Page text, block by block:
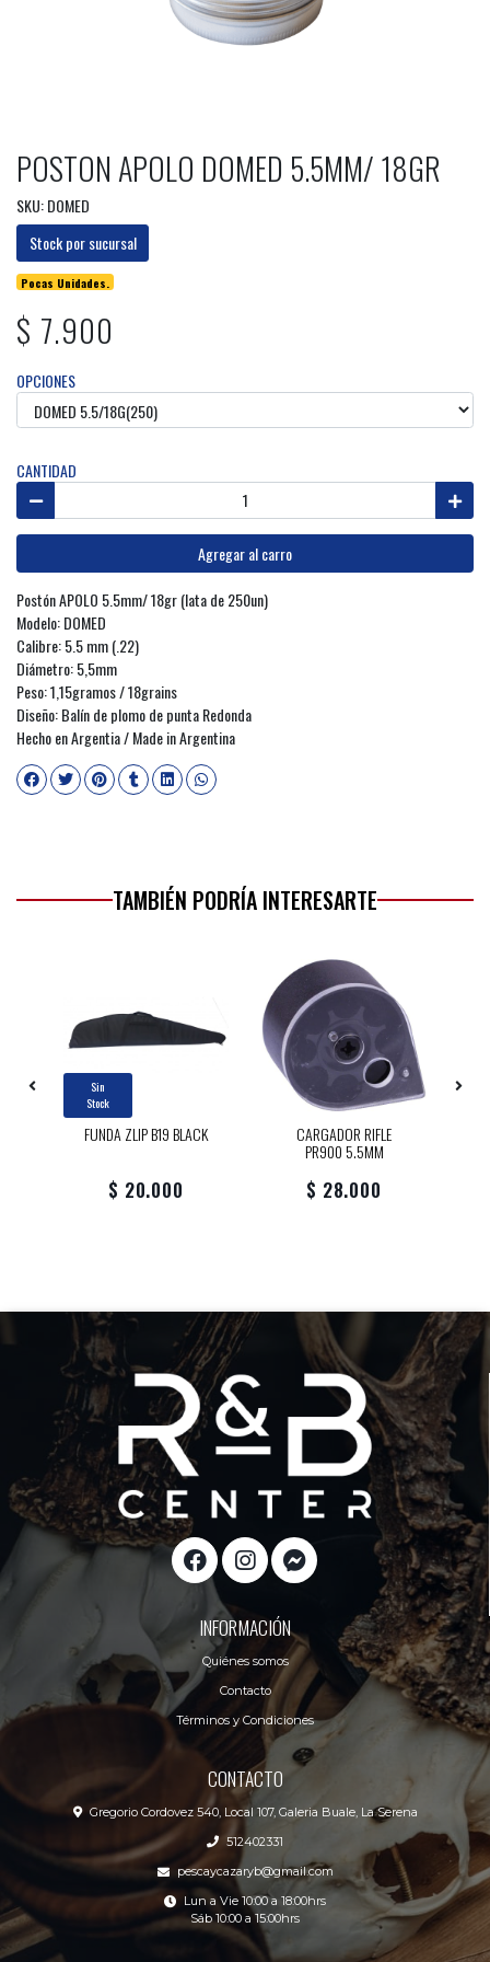
POSTON APOLO DOMED 5.5MM/ 18GR
SKU: DOMED
Stock por sucursal
Pocas Unidades.
$ 7.900
OPCIONES
CANTIDAD
Agregar al carro
Postón APOLO 5.5mm/ 18gr (lata de 250un)
Modelo: DOMED
Calibre: 5.5 mm (.22)
Diámetro: 5,5mm
Peso: 1,15gramos / 18grains
Diseño: Balín de plomo de punta Redonda
Hecho en Argentia / Made in Argentina
TAMBIÉN PODRÍA INTERESARTE
Sin
Stock
FUNDA ZLIP B19 BLACK
$ 20.000
CARGADOR RIFLE
PR900 5.5MM
$ 28.000
INFORMACIÓN
Quiénes somos
Contacto
Términos y Condiciones
CONTACTO
Gregorio Cordovez 540, Local 107, Galeria Buale, La Serena
512402331
pescaycazaryb@gmail.com
Lun a Vie 10:00 a 18:00hrs
Sáb 10:00 a 15:00hrs